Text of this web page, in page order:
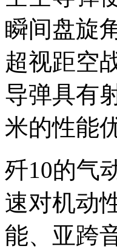
瞬间盘旋
超视距空
导弹具有
米的性能
歼10的气
速对机动
能、亚跨